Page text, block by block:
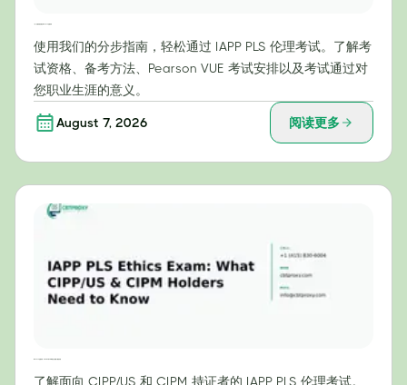
使用我们的分步指南，轻松通过 IAPP PLS 伦理考试。了解考
试资格、备考方法、Pearson VUE 考试安排以及考试通过对
您职业生涯的意义。
August 7, 2026 阅读更多
了解面向 CIPP/US 和 CIPM 持证者的 IAPP PLS 伦理考试。